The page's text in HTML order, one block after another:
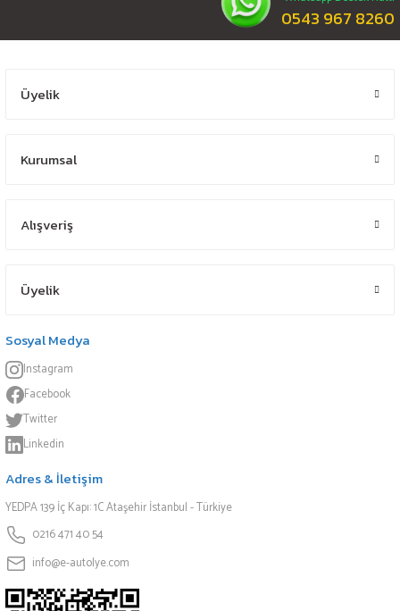
0543 967 8260
Üyelik
Kurumsal
Alışveriş
Üyelik
Sosyal Medya
Instagram
Facebook
Twitter
Linkedin
Adres & İletişim
YEDPA 139 İç Kapı: 1C Ataşehir İstanbul - Türkiye
0216 471 40 54
info@e-autolye.com